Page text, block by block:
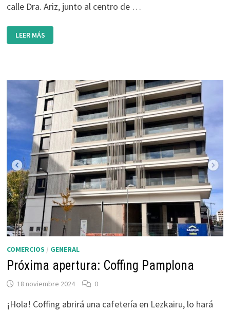
calle Dra. Ariz, junto al centro de …
PRÓXIMO
APERTURA:
PAULINO
LEER MÁS
COMERCIOS / GENERAL
Próxima apertura: Coffing Pamplona
18 noviembre 2024 0
¡Hola! Coffing abrirá una cafetería en Lezkairu, lo hará